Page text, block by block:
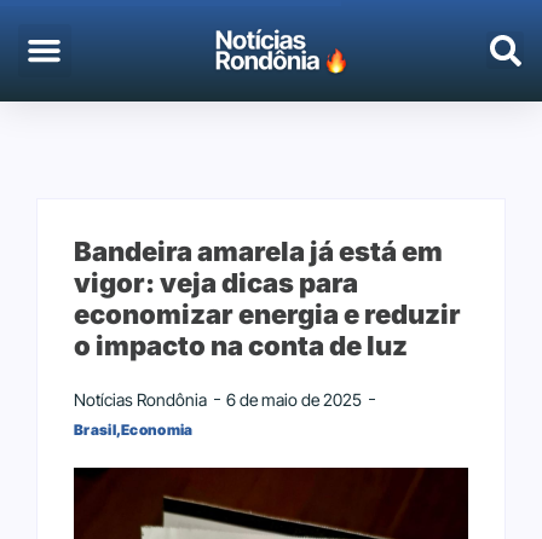
Bandeira amarela já está em
vigor: veja dicas para
economizar energia e reduzir
o impacto na conta de luz
Notícias Rondônia 6 de maio de 2025
Brasil,Economia